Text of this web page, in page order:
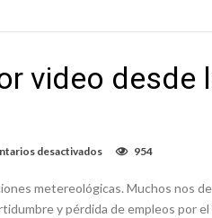
video desde
desactivadosen
a
Space
954
metereológicas. Muchos nos
y pérdida de empleos por el